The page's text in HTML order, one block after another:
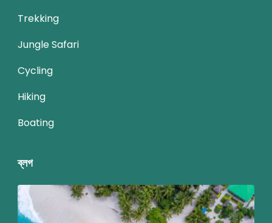
Trekking
Jungle Safari
Cycling
Hiking
Boating
ব্লগ